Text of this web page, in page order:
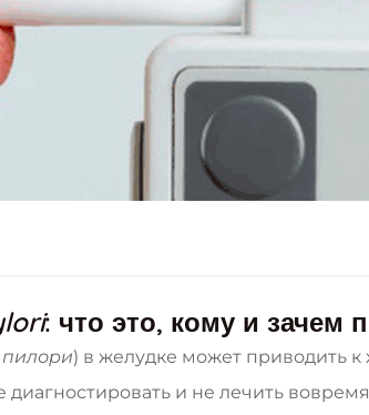
: что это, кому и зачем
пилори) в желудке может приводить
и не лечить